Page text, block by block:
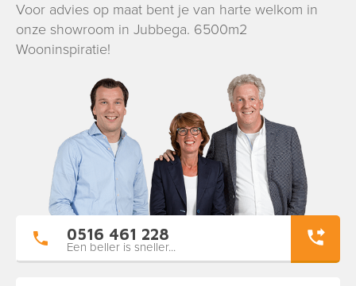
Voor advies op maat bent je van harte welkom in
onze showroom in Jubbega. 6500m2
Wooninspiratie!
0516 461 228
Een beller is sneller...